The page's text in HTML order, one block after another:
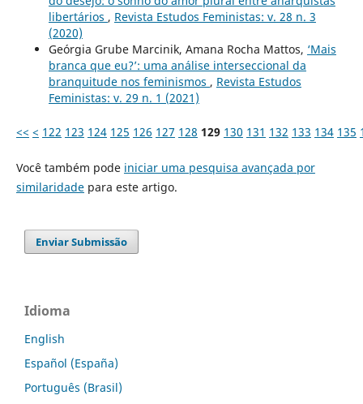
libertários , Revista Estudos Feministas: v. 28 n. 3
(2020)
Geórgia Grube Marcinik, Amana Rocha Mattos, ‘Mais
branca que eu?’: uma análise interseccional da
branquitude nos feminismos , Revista Estudos
Feministas: v. 29 n. 1 (2021)
<< < 122 123 124 125 126 127 128 129 130 131 132 133 134 135
Você também pode iniciar uma pesquisa avançada por
similaridadepara este artigo.
Enviar Submissão
Idioma
English
Español (España)
Português (Brasil)